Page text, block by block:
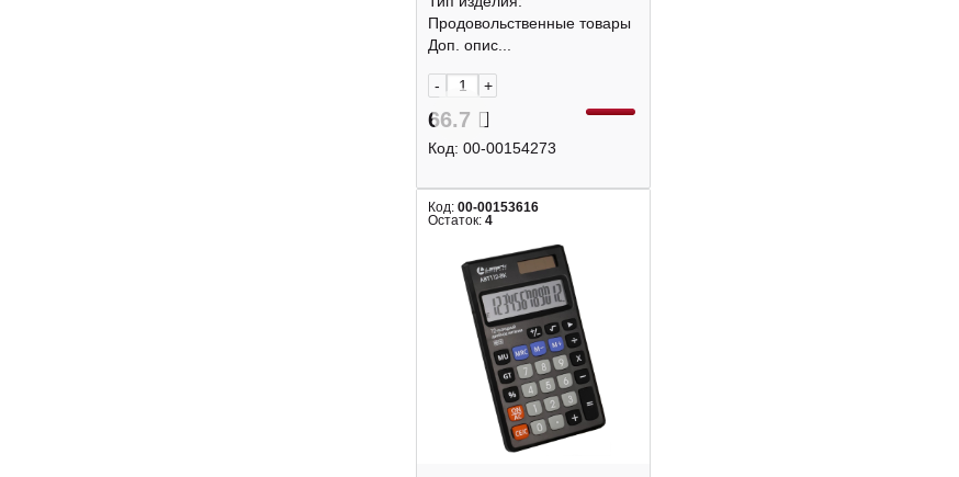
Продовольственные товары
Доп. опис...
- +
66.7
Код: 00-00154273
Код: 00-00153616
Остаток: 4